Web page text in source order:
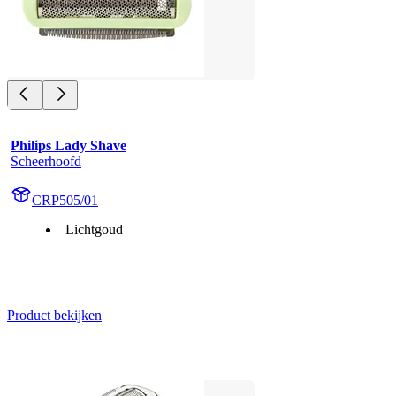
Philips Lady Shave
Scheerhoofd
CRP505/01
Lichtgoud
Product bekijken